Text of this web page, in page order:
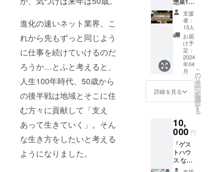
進化の速いネット業界、こ
れから先もずっと同じよう
に仕事を続けていけるのだ
ろうか…とふと考えると、
人生100年時代、50歳から
の後半戦は地域とそこに住
む方々に貢献して「支え
あって生きていく」。そん
な生き方をしたいと考える
ようになりました。
と備品
購入費
に充て
させて
頂きま
す！
を交換
できる
チケッ
トを10
枚ご提
供しま
す。 お
惣菜券
はメー
ルでお
送りい
たしま
すの
利用の
際には
スマー
トフォ
ンなど
でお見
せくだ
支援
者：
13人
お届
け予
定：
2024
年04
月
詳細を見る
こ
の
リ
タ
ー
ン
を
選
択
す
る
10,
000 円
「ゲス
トハウ
ス な
ぎ」に1